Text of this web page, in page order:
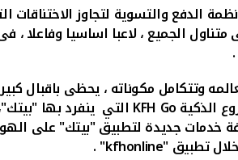
والتسوية لتجاوز الاختناقات
الجميع ، لاعبا اساسيا وفاعلا
وتتكامل مكوناته ، يحظى باقبال
الذكيةKFH Go
خدمات جديدة لتطبيق "بيتك" على
تطبيق "kfhonline
" .